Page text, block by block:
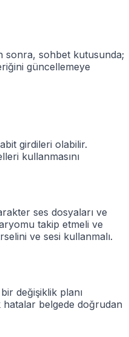
sonra, sohbet kutusunda;
güncellemeye
girdileri olabilir.
kullanmasını
ses dosyaları ve
takip etmeli ve
ve sesi kullanmalı.
değişiklik planı
hatalar belgede doğrudan